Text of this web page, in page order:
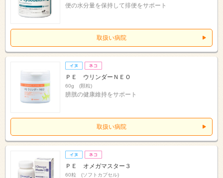
便の水分量を保持して排便をサポート
取扱い病院
ＰＥ ウリンダーＮＥＯ
60g (顆粒)
膀胱の健康維持をサポート
取扱い病院
ＰＥ オメガマスター３
60粒 (ソフトカプセル)